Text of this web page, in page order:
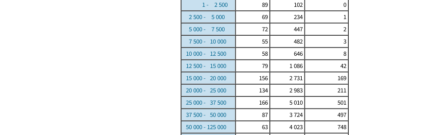
1 - 2 500
89 102
0
2 500 - 5 000
69 234
1
5 000 - 7 500
72 447
2
7 500 - 10 000
55 482
3
10 000 - 12 500
58 646
8
12 500 - 15 000
79 1 086
42
15 000 - 20 000
156 2 731
169
20 000 - 25 000
134 2 983
211
25 000 - 37 500
166 5 010
501
37 500 - 50 000
87 3 724
497
50 000 - 125 000
63 4 023 748